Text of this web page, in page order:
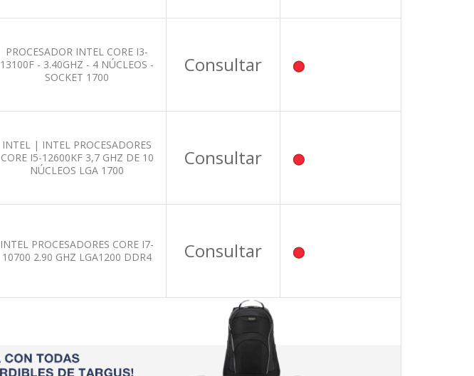
PROCESADOR INTEL CORE I3-
13100F - 3.40GHZ - 4 NÚCLEOS -
SOCKET 1700
Consultar
INTEL | INTEL PROCESADORES
CORE I5-12600KF 3,7 GHZ DE 10
NÚCLEOS LGA 1700
Consultar
INTEL PROCESADORES CORE I7-
10700 2.90 GHZ LGA1200 DDR4
Consultar